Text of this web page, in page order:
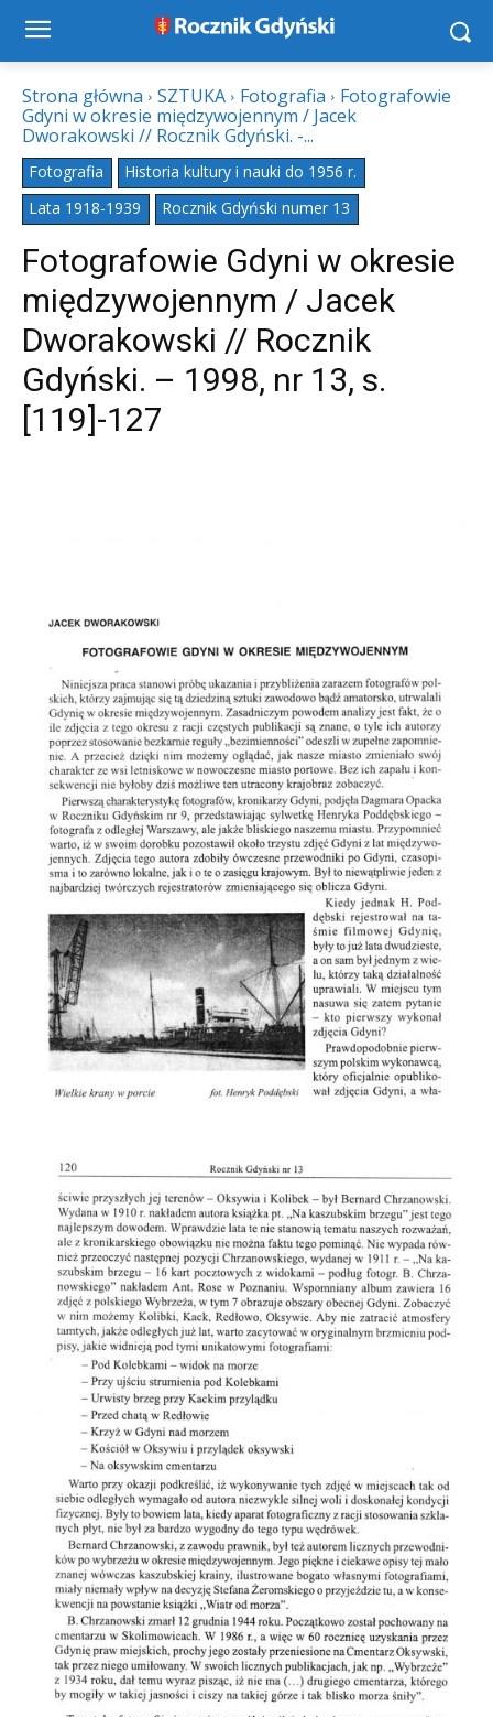
Strona główna SZTUKA Fotografia
Fotografowie
Gdyni w okresie międzywojennym / Jacek
Dworakowski // Rocznik Gdyński. -...
Fotografia
Historia kultury i nauki do 1956 r.
Lata 1918-1939
Rocznik Gdyński numer 13
Fotografowie Gdyni w okresie
międzywojennym / Jacek
Dworakowski // Rocznik
Gdyński. – 1998, nr 13, s.
[119]-127